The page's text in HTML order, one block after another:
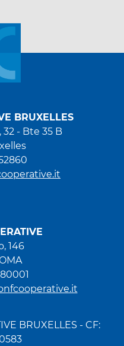
BRUXELLES
- Bte 35 B
146
BRUXELLES - CF: